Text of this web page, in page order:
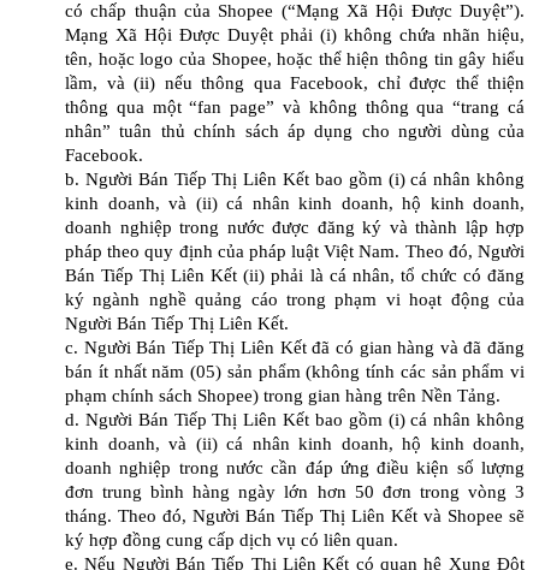
có chấp thuận của Shopee (“Mạng Xã Hội Được Duyệt”).
Mạng Xã Hội Được Duyệt phải (i) không chứa nhãn hiệu,
tên, hoặc logo của Shopee, hoặc thể hiện thông tin gây hiểu
lầm, và (ii) nếu thông qua Facebook, chỉ được thể thiện
thông qua một “fan page” và không thông qua “trang cá
nhân” tuân thủ chính sách áp dụng cho người dùng của
Facebook.
b. Người Bán Tiếp Thị Liên Kết bao gồm (i) cá nhân không
kinh doanh, và (ii) cá nhân kinh doanh, hộ kinh doanh,
doanh nghiệp trong nước được đăng ký và thành lập hợp
pháp theo quy định của pháp luật Việt Nam. Theo đó, Người
Bán Tiếp Thị Liên Kết (ii) phải là cá nhân, tổ chức có đăng
ký ngành nghề quảng cáo trong phạm vi hoạt động của
Người Bán Tiếp Thị Liên Kết.
c. Người Bán Tiếp Thị Liên Kết đã có gian hàng và đã đăng
bán ít nhất năm (05) sản phẩm (không tính các sản phẩm vi
phạm chính sách Shopee) trong gian hàng trên Nền Tảng.
d. Người Bán Tiếp Thị Liên Kết bao gồm (i) cá nhân không
kinh doanh, và (ii) cá nhân kinh doanh, hộ kinh doanh,
doanh nghiệp trong nước cần đáp ứng điều kiện số lượng
đơn trung bình hàng ngày lớn hơn 50 đơn trong vòng 3
tháng. Theo đó, Người Bán Tiếp Thị Liên Kết và Shopee sẽ
ký hợp đồng cung cấp dịch vụ có liên quan.
e. Nếu Người Bán Tiếp Thị Liên Kết có quan hệ Xung Đột